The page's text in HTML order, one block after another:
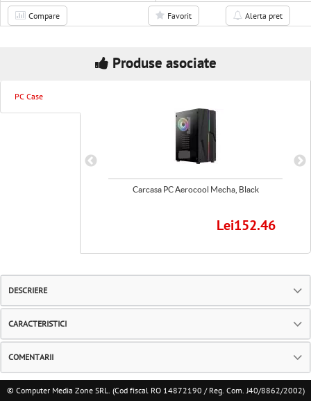
Compare Favorit Alerta pret
Produse asociate
PC Case
Carcasa PC Aerocool Mecha, Black
Lei152.46
DESCRIERE
CARACTERISTICI
COMENTARII
© Computer Media Zone SRL. (Cod fiscal RO 14872190 / Reg. Com. J40/8862/2002)